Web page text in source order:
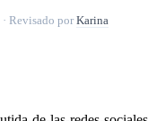
· Revisado por Karina